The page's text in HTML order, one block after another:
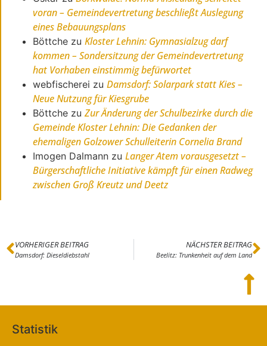
voran – Gemeindevertretung beschließt Auslegung
eines Bebauungsplans
Böttche zuKloster Lehnin: Gymnasialzug darf
kommen – Sondersitzung der Gemeindevertretung
hat Vorhaben einstimmig befürwortet
webfischerei zuDamsdorf: Solarpark statt Kies –
Neue Nutzung für Kiesgrube
Böttche zuZur Änderung der Schulbezirke durch die
Gemeinde Kloster Lehnin: Die Gedanken der
ehemaligen Golzower Schulleiterin Cornelia Brand
Imogen Dalmann zuLanger Atem vorausgesetzt –
Bürgerschaftliche Initiative kämpft für einen Radweg
zwischen Groß Kreutz und Deetz
VORHERIGER BEITRAG
Damsdorf: Dieseldiebstahl
NÄCHSTER BEITRAG
Beelitz: Trunkenheit auf dem Land
Statistik